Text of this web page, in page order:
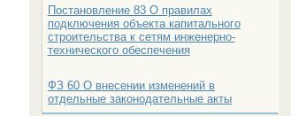
Постановление 83 О правилах
подключения объекта капитального
строительства к сетям инженерно-
технического обеспечения
ФЗ 60 О внесении изменений в
отдельные законодательные акты